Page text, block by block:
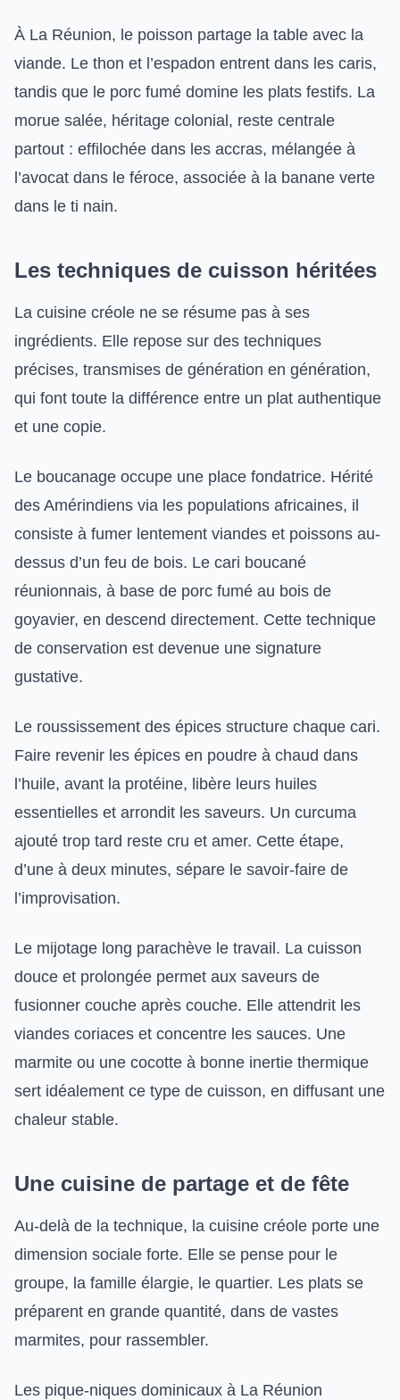
À La Réunion, le poisson partage la table avec la
viande. Le thon et l’espadon entrent dans les caris,
tandis que le porc fumé domine les plats festifs. La
morue salée, héritage colonial, reste centrale
partout : effilochée dans les accras, mélangée à
l’avocat dans le féroce, associée à la banane verte
dans le ti nain.
Les techniques de cuisson héritées
La cuisine créole ne se résume pas à ses
ingrédients. Elle repose sur des techniques
précises, transmises de génération en génération,
qui font toute la différence entre un plat authentique
et une copie.
Le boucanage occupe une place fondatrice. Hérité
des Amérindiens via les populations africaines, il
consiste à fumer lentement viandes et poissons au-
dessus d’un feu de bois. Le cari boucané
réunionnais, à base de porc fumé au bois de
goyavier, en descend directement. Cette technique
de conservation est devenue une signature
gustative.
Le roussissement des épices structure chaque cari.
Faire revenir les épices en poudre à chaud dans
l’huile, avant la protéine, libère leurs huiles
essentielles et arrondit les saveurs. Un curcuma
ajouté trop tard reste cru et amer. Cette étape,
d’une à deux minutes, sépare le savoir-faire de
l’improvisation.
Le mijotage long parachève le travail. La cuisson
douce et prolongée permet aux saveurs de
fusionner couche après couche. Elle attendrit les
viandes coriaces et concentre les sauces. Une
marmite ou une cocotte à bonne inertie thermique
sert idéalement ce type de cuisson, en diffusant une
chaleur stable.
Une cuisine de partage et de fête
Au-delà de la technique, la cuisine créole porte une
dimension sociale forte. Elle se pense pour le
groupe, la famille élargie, le quartier. Les plats se
préparent en grande quantité, dans de vastes
marmites, pour rassembler.
Les pique-niques dominicaux à La Réunion